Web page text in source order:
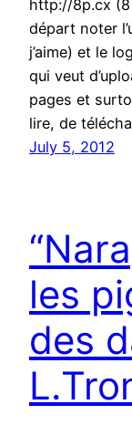
http://8p.cx
départ noter
j’aime) et le
qui veut
pages et
lire, de
July 5, 2012
les
des